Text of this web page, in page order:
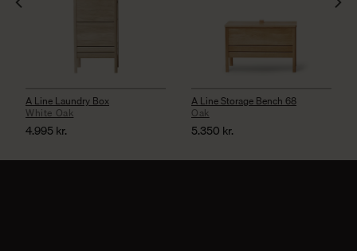
A Line Laundry Box
White Oak
4.995kr.
A Line Storage Bench 68
Oak
5.350 kr.